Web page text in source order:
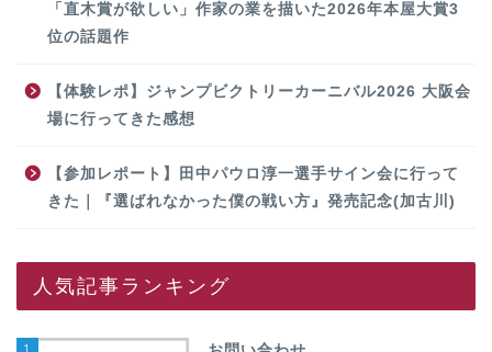
「直木賞が欲しい」作家の業を描いた2026年本屋大賞3
位の話題作
【体験レポ】ジャンプビクトリーカーニバル2026 大阪会
場に行ってきた感想
【参加レポート】田中パウロ淳一選手サイン会に行って
きた｜『選ばれなかった僕の戦い方』発売記念(加古川)
人気記事ランキング
1